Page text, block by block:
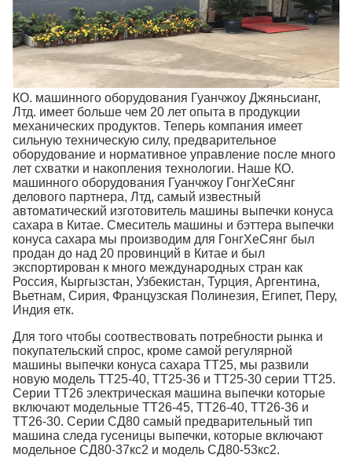
КО. машинного оборудования Гуанчжоу Джяньсианг,
Лтд. имеет больше чем 20 лет опыта в продукции
механических продуктов. Теперь компания имеет
сильную техническую силу, предварительное
оборудование и нормативное управление после много
лет схватки и накопления технологии. Наше КО.
машинного оборудования Гуанчжоу ГонгХеСянг
делового партнера, Лтд, самый известный
автоматический изготовитель машины выпечки конуса
сахара в Китае. Смеситель машины и бэттера выпечки
конуса сахара мы производим для ГонгХеСянг был
продан до над 20 провинций в Китае и был
экспортирован к много международных стран как
Россия, Кыргызстан, Узбекистан, Турция, Аргентина,
Вьетнам, Сирия, Французская Полинезия, Египет, Перу,
Индия етк.
Для того чтобы соотвествовать потребности рынка и
покупательский спрос, кроме самой регулярной
машины выпечки конуса сахара ТТ25, мы развили
новую модель ТТ25-40, ТТ25-36 и ТТ25-30 серии ТТ25.
Серии ТТ26 электрическая машина выпечки которые
включают модельные ТТ26-45, ТТ26-40, ТТ26-36 и
ТТ26-30. Серии СД80 самый предварительный тип
машина следа гусеницы выпечки, которые включают
модельное СД80-37кс2 и модель СД80-53кс2.